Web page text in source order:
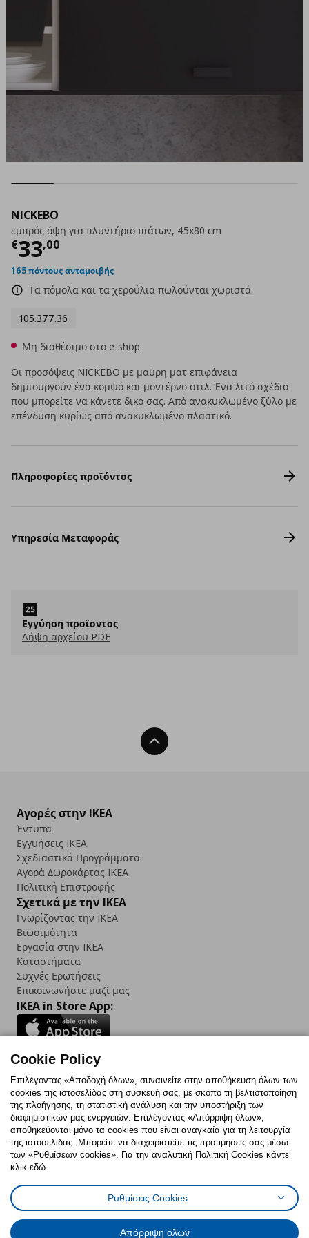
NICKEBO
εμπρός όψη για πλυντήριο πιάτων, 45x80 cm
€33,00
Τρέχουσα τιμή
165 πόντους ανταμοιβής
Τα πόμολα και τα χερούλια πωλούνται χωριστά.
105.377.36
Μη διαθέσιμο στο e-shop
Οι προσόψεις NICKEBO με μαύρη ματ επιφάνεια
δημιουργούν ένα κομψό και μοντέρνο στιλ. Ένα λιτό σχέδιο
που μπορείτε να κάνετε δικό σας. Από ανακυκλωμένο ξύλο με
επένδυση κυρίως από ανακυκλωμένο πλαστικό.
Πληροφορίες προϊόντος
Υπηρεσία Μεταφοράς
Εγγύηση προϊοντος
Λήψη αρχείου PDF
Back To Top
Αγορές στην IKEA
Έντυπα
Εγγυήσεις IKEA
Σχεδιαστικά Προγράμματα
Αγορά Δωρoκάρτας IKEA
Πολιτική Επιστροφής
Σχετικά με την IKEA
Γνωρίζοντας την IKEA
Βιωσιμότητα
Εργασία στην IKEA
Καταστήματα
Συχνές Ερωτήσεις
Επικοινωνήστε μαζί μας
IKEA in Store App:
Follow us:
FacebookInstagram
TikTokYoutubePinterestTwitter
Πολιτική CookiesΔήλωση ψηφιακής προσβασιμότητας
Ρυθμίσεις cookiesΌροι Χρήσης
Γενική Πολιτική Προσωπικών Δεδομένων
Πολιτική Προσωπικών Δεδομένων για ΙΚΕΑ.gr
Cookie Policy
Επιλέγοντας «Αποδοχή όλων», συναινείτε στην αποθήκευση όλων των
cookies της ιστοσελίδας στη συσκευή σας, με σκοπό τη βελτιστοποίηση
της πλοήγησης, τη στατιστική ανάλυση και την υποστήριξη των
διαφημιστικών μας ενεργειών. Επιλέγοντας «Απόρριψη όλων»,
αποθηκεύονται μόνο τα cookies που είναι αναγκαία για τη λειτουργία
της ιστοσελίδας. Μπορείτε να διαχειριστείτε τις προτιμήσεις σας μέσω
των «Ρυθμίσεων cookies». Για την αναλυτική Πολιτική Cookies κάντε
κλικ εδώ.
Ρυθμίσεις Cookies
Απόρριψη όλων